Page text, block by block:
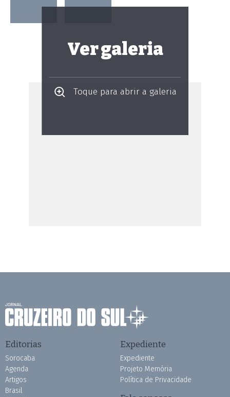
Ver galeria
Toque para abrir a galeria
Editorias
Sorocaba
Agenda
Artigos
Brasil
Expediente
Expediente
Projeto Memória
Política de Privacidade